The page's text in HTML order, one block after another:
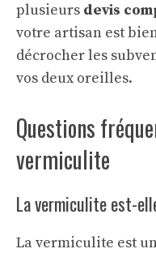
plusieurs devis
votre artisan est
décrocher les
vos deux oreilles.
Questions
vermiculite
La vermiculite est-
La vermiculite est